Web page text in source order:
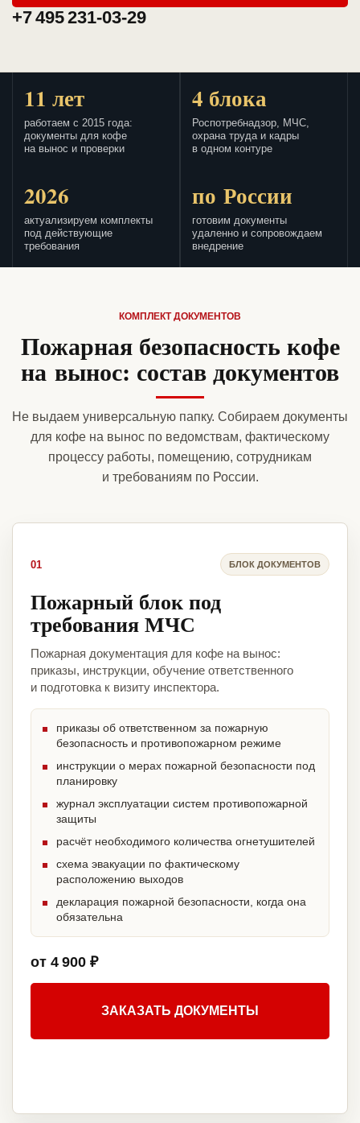
+7 495 231-03-29
11 лет
работаем с 2015 года:
документы для кофе
на вынос и проверки
4 блока
Роспотребнадзор, МЧС,
охрана труда и кадры
в одном контуре
2026
актуализируем комплекты
под действующие
требования
по России
готовим документы
удаленно и сопровождаем
внедрение
КОМПЛЕКТ ДОКУМЕНТОВ
Пожарная безопасность кофе
на вынос: состав документов
Не выдаем универсальную папку. Собираем документы
для кофе на вынос по ведомствам, фактическому
процессу работы, помещению, сотрудникам
и требованиям по России.
01 БЛОК ДОКУМЕНТОВ
Пожарный блок под
требования МЧС
Пожарная документация для кофе на вынос:
приказы, инструкции, обучение ответственного
и подготовка к визиту инспектора.
приказы об ответственном за пожарную
безопасность и противопожарном режиме
инструкции о мерах пожарной безопасности под
планировку
журнал эксплуатации систем противопожарной
защиты
расчёт необходимого количества огнетушителей
схема эвакуации по фактическому
расположению выходов
декларация пожарной безопасности, когда она
обязательна
от 4 900 ₽
ЗАКАЗАТЬ ДОКУМЕНТЫ